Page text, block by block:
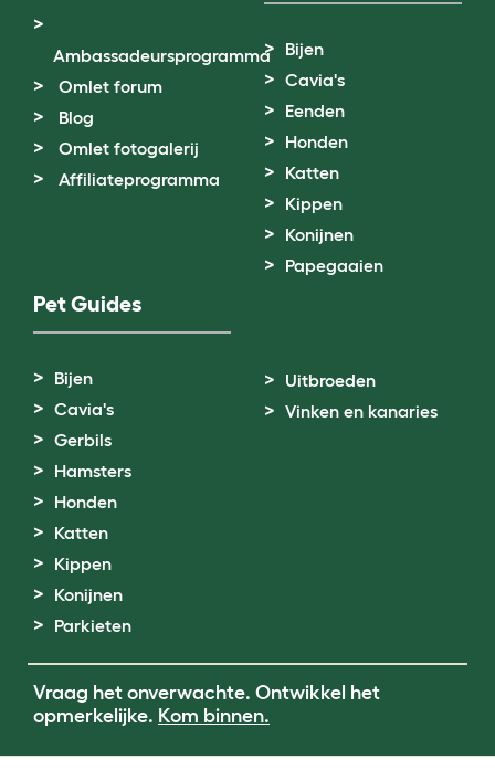
Ambassadeursprogramma
Omlet forum
Blog
Omlet fotogalerij
Affiliateprogramma
Bijen
Cavia's
Eenden
Honden
Katten
Kippen
Konijnen
Papegaaien
Pet Guides
Bijen
Cavia's
Gerbils
Hamsters
Honden
Katten
Kippen
Konijnen
Parkieten
Uitbroeden
Vinken en kanaries
Vraag het onverwachte. Ontwikkel het
opmerkelijke. Kom binnen.